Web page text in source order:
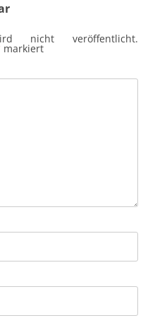
nicht veröffentlicht.
markiert